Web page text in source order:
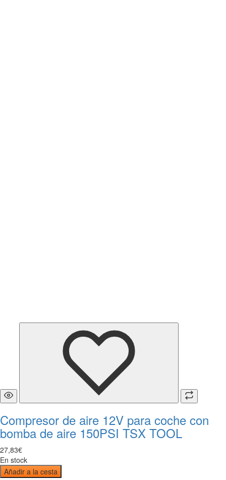
Compresor de aire 12V para coche con
bomba de aire 150PSI TSX TOOL
27,83€
En stock
Añadir a la cesta